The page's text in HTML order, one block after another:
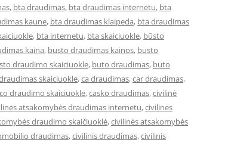
, bta draudimas, bta draudimas internetu, bta
kaune, bta draudimas klaipeda, bta draudimas
, bta internetu, bta skaiciuokle, būsto
kaina, busto draudimas kainos, busto
draudimo skaiciuokle, buto draudimas, buto
skaiciuokle,ca draudimas,car draudimas,
draudimo skaiciuokle,casko draudimas,civilinė
atsakomybės draudimas internetu,civilines
draudimo skaičiuoklė,civilinės atsakomybės
draudimas,civilinis draudimas,civilinis